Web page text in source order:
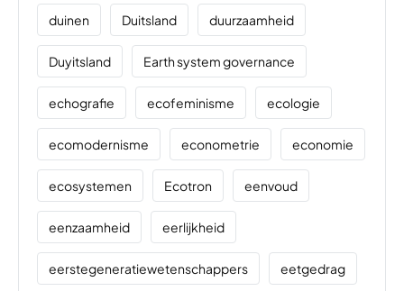
duinen Duitsland duurzaamheid
Duyitsland Earth system governance
echografie ecofeminisme ecologie
ecomodernisme econometrie economie
ecosystemen Ecotron eenvoud
eenzaamheid eerlijkheid
eerstegeneratiewetenschappers eetgedrag